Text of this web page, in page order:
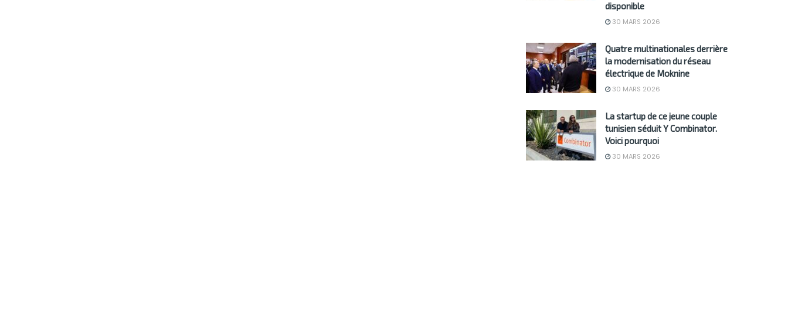
disponible
30 MARS 2026
Quatre multinationales derrière
la modernisation du réseau
électrique de Moknine
30 MARS 2026
La startup de ce jeune couple
tunisien séduit Y Combinator.
Voici pourquoi
30 MARS 2026